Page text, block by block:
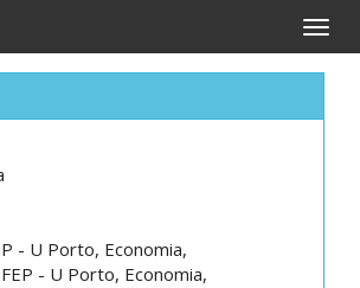
Toggle
- U Porto, Economia,
- U Porto, Economia,